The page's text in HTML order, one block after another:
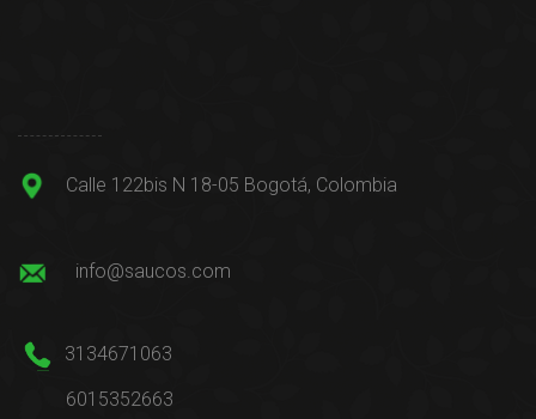
Calle 122bis N 18-05 Bogotá, Colombia
info@saucos.com
3134671063
6015352663